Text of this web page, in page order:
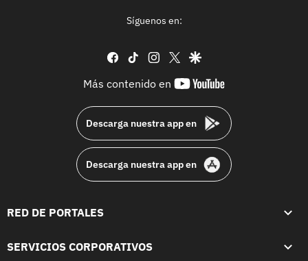
Síguenos en:
facebook
tiktok instagram
twittergoogle
Más contenido en
youtube-
Descarga nuestra app en
Descarga nuestra app en
RED DE PORTALES
SERVICIOS CORPORATIVOS